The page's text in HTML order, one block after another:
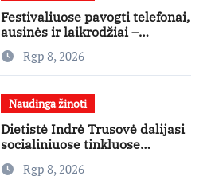
Festivaliuose pavogti telefonai,
ausinės ir laikrodžiai –
ekspertai primena apie
didžiausias finansines rizikas
Rgp 8, 2026
Naudinga žinoti
Dietistė Indrė Trusovė dalijasi
socialiniuose tinkluose
išpopuliarėjusiu lašišos salotų
receptuRgp 8, 2026